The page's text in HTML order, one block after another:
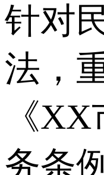
针对
法，
《
务条